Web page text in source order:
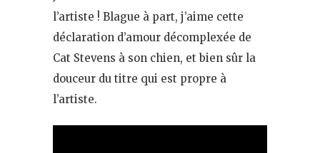
l’artiste ! Blague à part, j’aime cette
déclaration d’amour décomplexée de
Cat Stevens à son chien, et bien sûr la
douceur du titre qui est propre à
l’artiste.